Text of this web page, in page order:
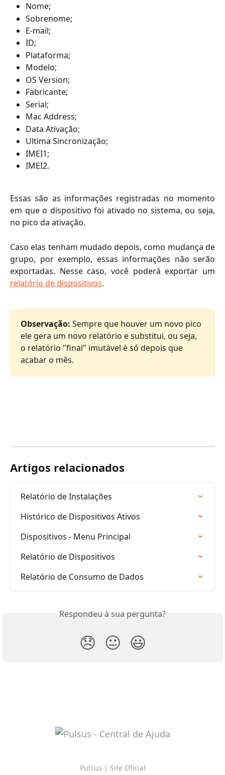
Nome;
Sobrenome;
E-mail;
ID;
Plataforma;
Modelo;
OS Version;
Fabricante;
Serial;
Mac Address;
Data Ativação;
Ultima Sincronização;
IMEI1;
IMEI2.
Essas são as informações registradas no momento
em que o dispositivo foi ativado no sistema, ou seja,
no pico da ativação.
Caso elas tenham mudado depois, como mudança de
grupo, por exemplo, essas informações não serão
exportadas. Nesse caso, você poderá exportar um
relatório de dispositivos.
Observação: Sempre que houver um novo pico
ele gera um novo relatório e substitui, ou seja,
o relatório "final" imutável é só depois que
acabar o mês.
Artigos relacionados
Relatório de Instalações
Histórico de Dispositivos Ativos
Dispositivos - Menu Principal
Relatório de Dispositivos
Relatório de Consumo de Dados
Respondeu à sua pergunta?
😞 😐 😃
Pulsus | Site Oficial